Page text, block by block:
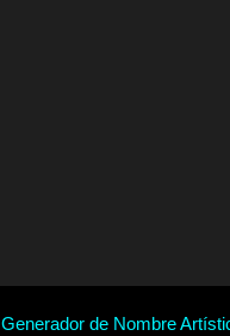
Generador de Nombre